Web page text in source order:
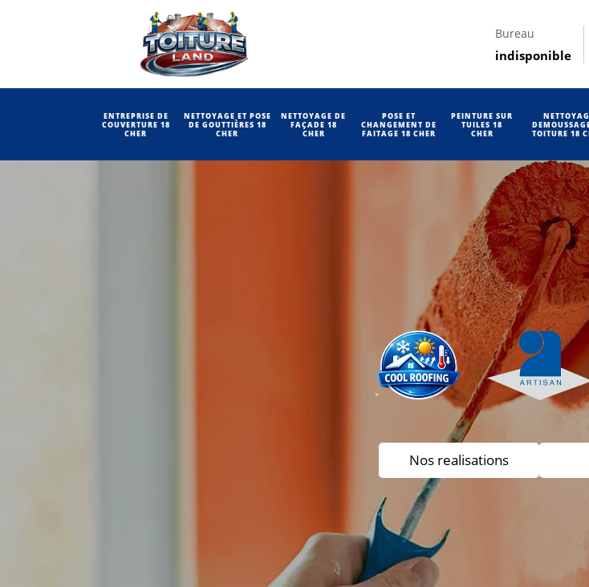
Bureau
indisponible
ENTREPRISE DE
COUVERTURE 18
CHER
NETTOYAGE ET POSE
DE GOUTTIÈRES 18
CHER
NETTOYAGE DE
FAÇADE 18
CHER
POSE ET
CHANGEMENT DE
FAITAGE 18 CHER
PEINTURE SUR
TUILES 18
CHER
TOITURE 18
Nos realisations